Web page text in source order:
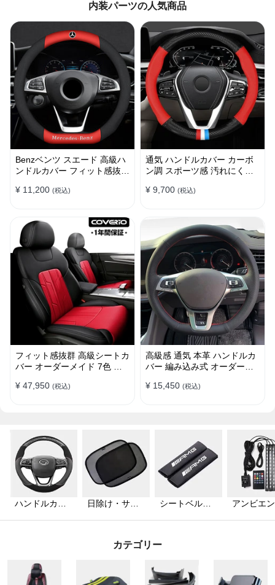
内装パーツの人気商品
Benzベンツ スエード 高級ハ
ンドルカバー フィット感抜群
38CM
¥ 11,200 (税込)
通気 ハンドルカバー カーボ
ン調 スポーツ感 汚れにくい
け簡単 38CM
¥ 9,700 (税込)
フィット感抜群 高級シートカ
バー オーダーメイド 7色 防
ト
¥ 47,950 (税込)
高級感 通気 本革 ハンドルカ
バー 編み込み式 オーダーメ
プ
¥ 15,450 (税込)
ハンドルカバ
日除け・サン
シートベルト
アンビエ
カテゴリー